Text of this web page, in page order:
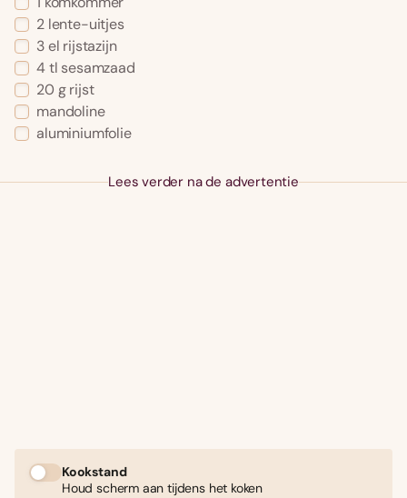
2 lente-uitjes
3 el rijstazijn
4 tl sesamzaad
20 g rijst
mandoline
aluminiumfolie
Lees verder na de advertentie
Kookstand
Houd scherm aan tijdens het koken